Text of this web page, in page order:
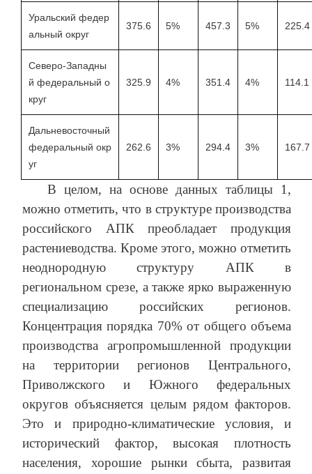
Уральский федер
альный округ
375.6 5% 457.3 5% 225.4
Северо-Западны
й федеральный о
круг
325.9 4% 351.4 4% 114.1
Дальневосточный
федеральный окр
уг
262.6 3% 294.4 3% 167.7
В целом, на основе данных таблицы 1,
можно отметить, что в структуре производства
российского АПК преобладает продукция
растениеводства. Кроме этого, можно отметить
неоднородную структуру АПК в
региональном срезе, а также ярко выраженную
специализацию российских регионов.
Концентрация порядка 70% от общего объема
производства агропромышленной продукции
на территории регионов Центрального,
Приволжского и Южного федеральных
округов объясняется целым рядом факторов.
Это и природно-климатические условия, и
исторический фактор, высокая плотность
населения, хорошие рынки сбыта, развитая